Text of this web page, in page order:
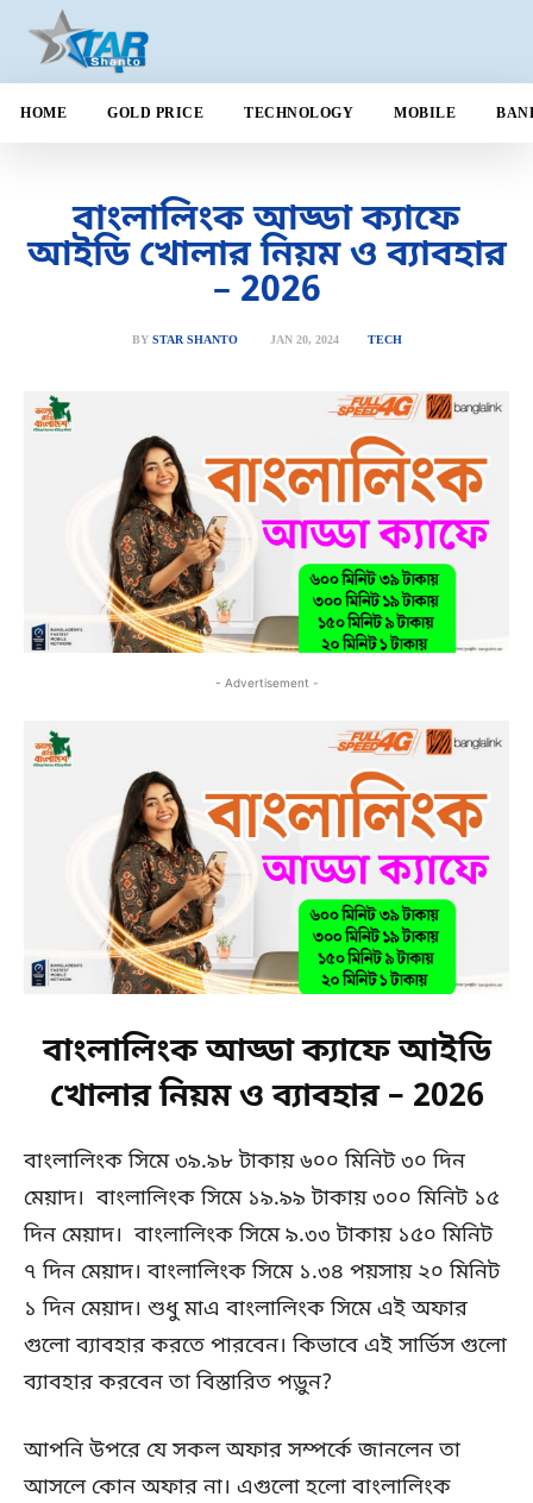
HOME GOLD PRICE TECHNOLOGY MOBILE
বাংলালিংক আড্ডা ক্যাফে
আইডি খোলার নিয়ম ও ব্যাবহার
– 2026
BY STAR SHANTO JAN 20, 2024 TECH
- Advertisement -
বাংলালিংক আড্ডা ক্যাফে আইডি
খোলার নিয়ম ও ব্যাবহার – 2026
বাংলালিংক সিমে ৩৯.৯৮ টাকায় ৬০০ মিনিট ৩০ দিন
মেয়াদ। বাংলালিংক সিমে ১৯.৯৯ টাকায় ৩০০ মিনিট ১৫
দিন মেয়াদ। বাংলালিংক সিমে ৯.৩৩ টাকায় ১৫০ মিনিট
৭ দিন মেয়াদ। বাংলালিংক সিমে ১.৩৪ পয়সায় ২০ মিনিট
১ দিন মেয়াদ। শুধু মাএ বাংলালিংক সিমে এই অফার
গুলো ব্যাবহার করতে পারবেন। কিভাবে এই সার্ভিস গুলো
ব্যাবহার করবেন তা বিস্তারিত পড়ুন?
আপনি উপরে যে সকল অফার সম্পর্কে জানলেন তা
আসলে কোন অফার না। এগুলো হলো বাংলালিংক